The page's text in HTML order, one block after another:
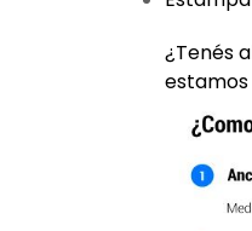
¿Tenés